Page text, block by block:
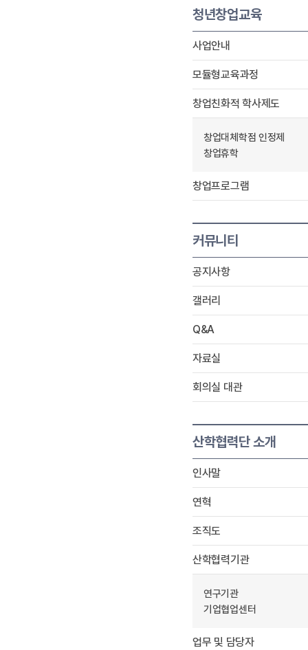
청년창업교육
사업안내
모듈형교육과정
창업친화적 학사제도
창업대체학점 인정제
창업휴학
창업프로그램
커뮤니티
공지사항
갤러리
Q&A
자료실
회의실 대관
산학협력단 소개
인사말
연혁
조직도
산학협력기관
연구기관
기업협업센터
업무 및 담당자